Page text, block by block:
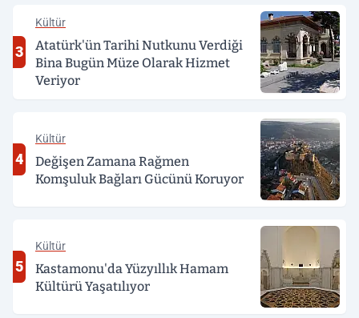
3
Kültür
Atatürk'ün Tarihi Nutkunu Verdiği
Bina Bugün Müze Olarak Hizmet
Veriyor
4
Kültür
Değişen Zamana Rağmen
Komşuluk Bağları Gücünü Koruyor
5
Kültür
Kastamonu'da Yüzyıllık Hamam
Kültürü Yaşatılıyor